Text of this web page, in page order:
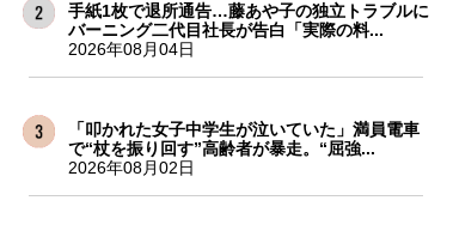
手紙1枚で退所通告…藤あや子の独立トラブルに
バーニング二代目社長が告白「実際の料...
2026年08月04日
「叩かれた女子中学生が泣いていた」満員電車
で“杖を振り回す”高齢者が暴走。“屈強...
2026年08月02日